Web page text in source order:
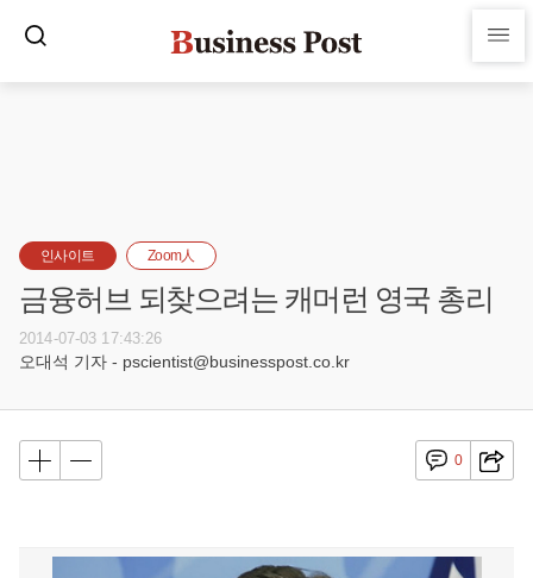
인사이트 Zoom人
금융허브 되찾으려는 캐머런 영국 총리
2014-07-03 17:43:26
오대석 기자 - pscientist@businesspost.co.kr
0